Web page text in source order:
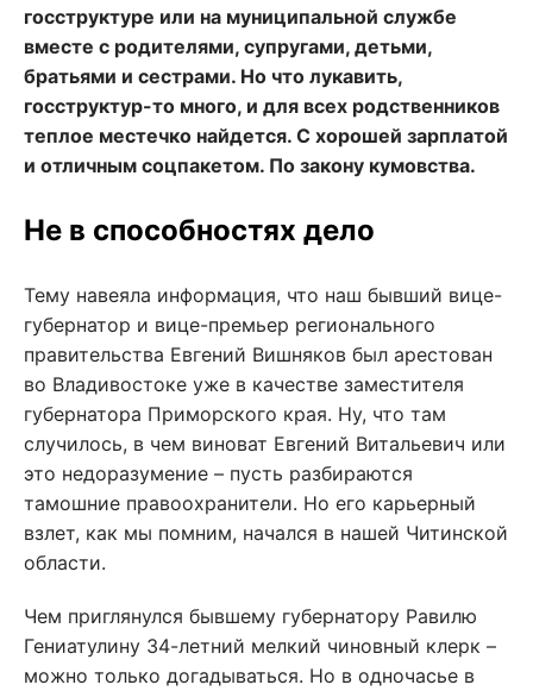
госструктуре или на муниципальной службе
вместе с родителями, супругами, детьми,
братьями и сестрами. Но что лукавить,
госструктур-то много, и для всех родственников
теплое местечко найдется. С хорошей зарплатой
и отличным соцпакетом. По закону кумовства.
Не в способностях дело
Тему навеяла информация, что наш бывший вице-
губернатор и вице-премьер регионального
правительства Евгений Вишняков был арестован
во Владивостоке уже в качестве заместителя
губернатора Приморского края. Ну, что там
случилось, в чем виноват Евгений Витальевич или
это недоразумение – пусть разбираются
тамошние правоохранители. Но его карьерный
взлет, как мы помним, начался в нашей Читинской
области.
Чем приглянулся бывшему губернатору Равилю
Гениатулину 34-летний мелкий чиновный клерк –
можно только догадываться. Но в одночасье в